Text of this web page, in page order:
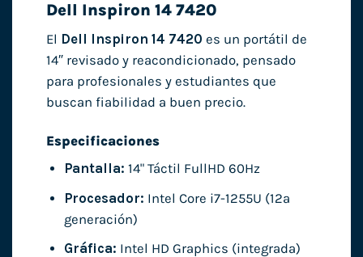
Dell Inspiron 14 7420
El Dell Inspiron 14 7420 es un portátil de
14″ revisado y reacondicionado, pensado
para profesionales y estudiantes que
buscan fiabilidad a buen precio.
Especificaciones
Pantalla: 14" Táctil FullHD 60Hz
Procesador: Intel Core i7-1255U (12ª
generación)
Gráfica: Intel HD Graphics (integrada)